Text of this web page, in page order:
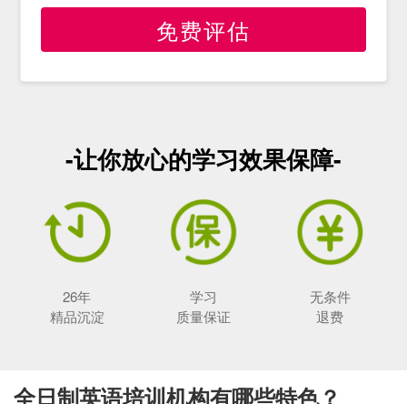
免费评估
-让你放心的学习效果保障-
26年
精品沉淀
学习
质量保证
无条件
退费
全日制英语培训机构有哪些特色？